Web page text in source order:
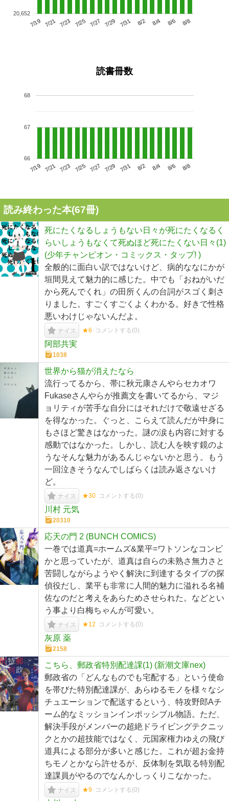
7/19 7/21 7/23 7/25 7/27 7/29 7/31 8/2 8/4 8/6 8/8
20,652
読書冊数
7/19 7/21 7/23 7/25 7/27 7/29 7/31 8/2 8/4 8/6 8/8
66
67
68
読み終わった本(67冊)
死にたくなるしょうもない日々が死にたくなるく
らいしょうもなくて死ぬほど死にたくない日々(1)
(少年チャンピオン・コミックス・タップ! )
全般的に面白い訳ではないけど、病的ななにかが
垣間見えて魅力的に感じた。中でも「おねがいだ
から死んでくれ」の田所くんの台詞がスゴく刺さ
りました。すごくすごくよくわかる。好きで性格
悪いわけじゃないんだよ。
ナイス ★6 コメントする(0)
阿部共実
1038
世界から猫が消えたなら
流行ってるから、帯に秋元康さんやらセカオワ
Fukaseさんやらが推薦文を書いてるから、マジ
ョリティが苦手な自分にはそれだけで敬遠せざる
を得なかった。ぐっと、こらえて読んだが中身に
もさほど驚きはなかった。謎の涙も内容に対する
感動ではなかった。しかし、読む人を映す鏡のよ
うなそんな魅力があるんじゃないかと思う。もう
一回泣きそうなんでしばらくは読み返さないけ
ど。
ナイス ★30 コメントする(0)
川村 元気
20310
応天の門 2 (BUNCH COMICS)
一巻では道真=ホームズ&業平=ワトソンなコンビ
かと思っていたが、道真は自らの未熟さ無力さと
苦闘しながらようやく解決に到達するタイプの探
偵役だし、業平も非常に人間的魅力に溢れる名補
佐なのだと考えをあらためさせられた。などとい
う事より白梅ちゃんが可愛い。
ナイス ★12 コメントする(0)
灰原 薬
2158
こちら、郵政省特別配達課(1) (新潮文庫nex)
郵政省の「どんなものでも宅配する」という使命
を帯びた特別配達課が、あらゆるモノを様々なシ
チュエーションで配送するという、特攻野郎Aチ
ーム的なミッションインポッシブル物語。ただ、
解決手段がメンバーの超絶ドライビングテクニッ
クとかの超技能ではなく、元国家権力ゆえの飛び
道具による部分が多いと感じた。これが超お金持
ちモノとかなら許せるが、反体制を気取る特別配
達課員がやるのでなんかしっくりこなかった。
ナイス ★9 コメントする(0)